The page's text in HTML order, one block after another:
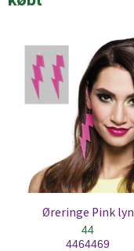
Øreringe Pink lyn
44
4464469